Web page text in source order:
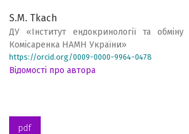
S.M. Tkach
ДУ «Інститут ендокринології та
Комісаренка НАМН України»
https://orcid.org/0009-0000-9964-0478
Відомості про автора
pdf